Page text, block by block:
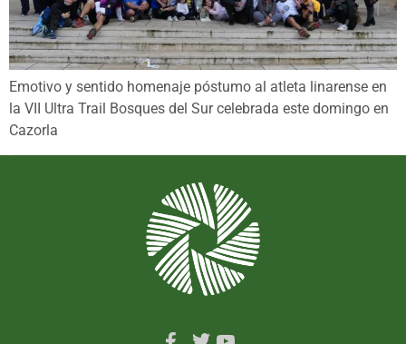
Emotivo y sentido homenaje póstumo al atleta linarense en
la VII Ultra Trail Bosques del Sur celebrada este domingo en
Cazorla